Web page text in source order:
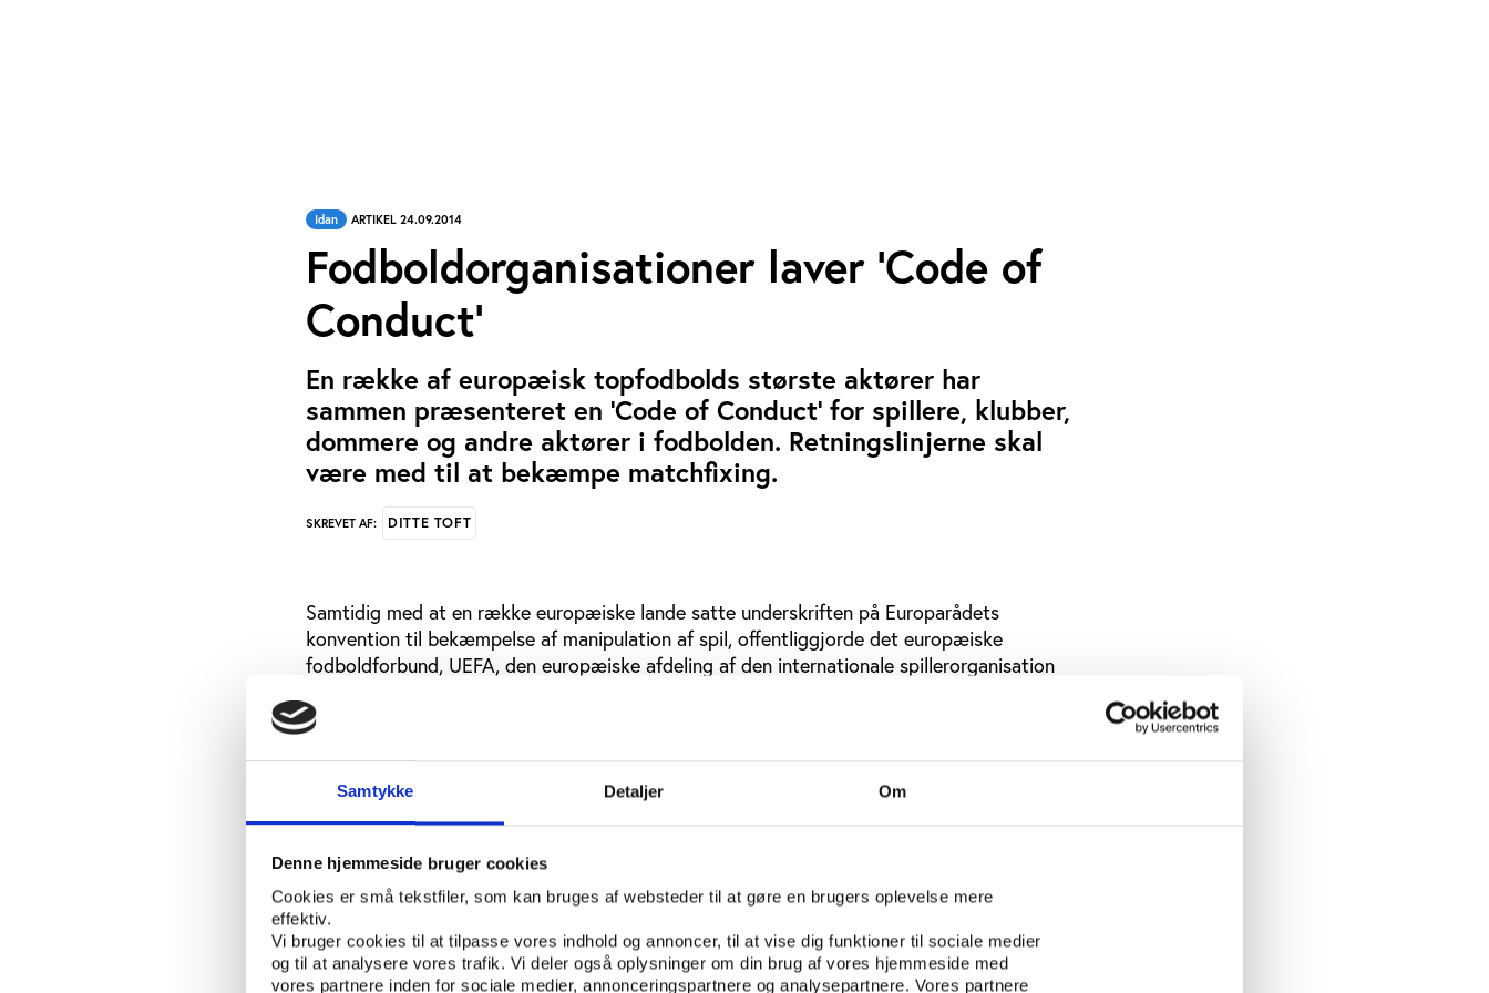
Samtykke Detaljer Om
Denne hjemmeside bruger cookies
Cookies er små tekstfiler, som kan bruges af websteder til at gøre en brugers oplevelse mere
effektiv.
Vi bruger cookies til at tilpasse vores indhold og annoncer, til at vise dig funktioner til sociale medier
og til at analysere vores trafik. Vi deler også oplysninger om din brug af vores hjemmeside med
vores partnere inden for sociale medier, annonceringspartnere og analysepartnere. Vores partnere
Idan ARTIKEL 24.09.2014
Fodboldorganisationer laver ’Code of
Conduct’
En række af europæisk topfodbolds største aktører har
sammen præsenteret en ‘Code of Conduct’ for spillere, klubber,
dommere og andre aktører i fodbolden. Retningslinjerne skal
være med til at bekæmpe matchfixing.
SKREVET AF: DITTE TOFT
Samtidig med at en række europæiske lande satte underskriften på Europarådets
konvention til bekæmpelse af manipulation af spil, offentliggjorde det europæiske
fodboldforbund, UEFA, den europæiske afdeling af den internationale spillerorganisation
ECA, et nyt sæt retningslinjer til bekæmpelse af matchfixing for aktører i fodbolden.
Fremadrettet skal spillere, klubber, dommere og andre officials i fodbolden rette sig efter
et nyt ’code of conduct’, som har til formål at sikre en større integritet i fodbolden. Målet
er at opstille nogle konkrete retningslinjer for fodboldens mange aktører, der klarlægger,
Konkret opstiller det nye kodeks fem retningslinjer:
Vær ’ren’: Fix aldrig et spil
Vær åben: Fortæl det videre, hvis nogen antaster dig